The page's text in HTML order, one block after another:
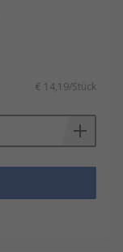
€ 14,19/Stück